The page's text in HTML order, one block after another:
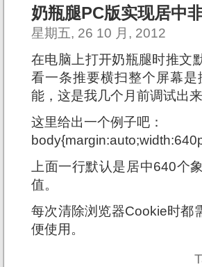
奶瓶腿PC版实现居中
星期五, 26 10 月, 2012
在电脑上打开奶瓶腿时推文
看一条推要横扫整个屏幕
能，这是我几个月前调试出来
这里给出一个例子吧：
上面一行默认是居中640个
值。
每次清除浏览器Cookie时都
便使用。